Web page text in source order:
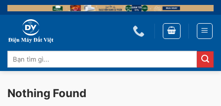
Skip
to
content
Tìm
kiếm:
Nothing Found